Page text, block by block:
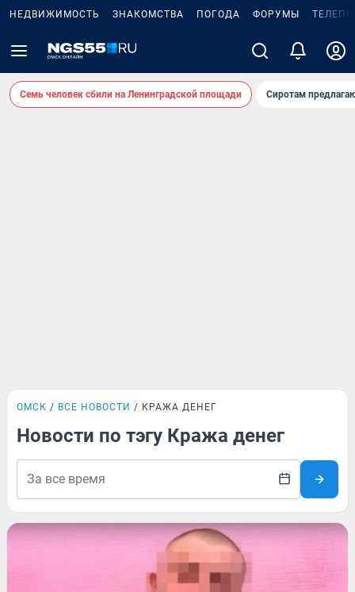
НЕДВИЖИМОСТЬ ЗНАКОМСТВА ПОГОДА ФОРУМЫ
Семь человек сбили на Ленинградской площади Сиротам
ОМСК ВСЕ НОВОСТИ КРАЖА ДЕНЕГ
Новости по тэгу Кража денег